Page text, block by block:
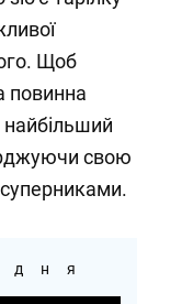
Щоб
повинна
свою